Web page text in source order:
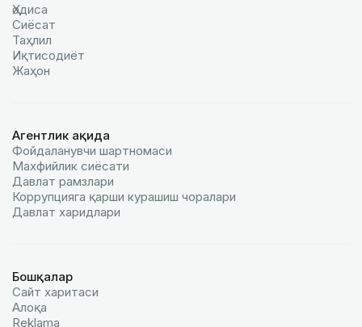
Ҳодиса
Сиёсат
Таҳлил
Иқтисодиёт
Жаҳон
Агентлик ҳақида
Фойдаланувчи шартномаси
Махфийлик сиёсати
Давлат рамзлари
Коррупцияга қарши курашиш чоралари
Давлат харидлари
Бошқалар
Сайт харитаси
Алоқа
Reklamа